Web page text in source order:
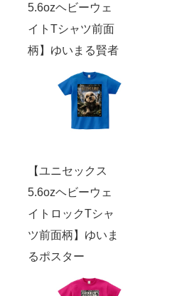
5.6ozヘビーウェ
イトTシャツ前面
柄】ゆいまる賢者
【ユニセックス
5.6ozヘビーウェ
イトロックTシャ
ツ前面柄】ゆいま
るポスター